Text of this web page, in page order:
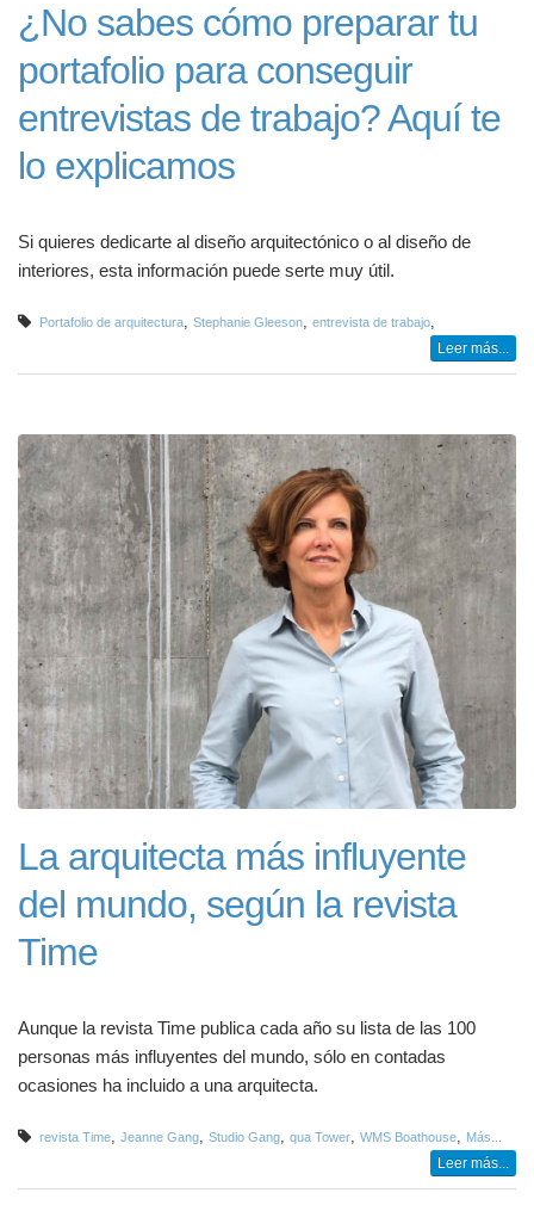
¿No sabes cómo preparar tu
portafolio para conseguir
entrevistas de trabajo? Aquí te
lo explicamos
Si quieres dedicarte al diseño arquitectónico o al diseño de
interiores, esta información puede serte muy útil.
Portafolio de arquitectura, Stephanie Gleeson, entrevista de trabajo,
Leer más...
La arquitecta más influyente
del mundo, según la revista
Time
Aunque la revista Time publica cada año su lista de las 100
personas más influyentes del mundo, sólo en contadas
ocasiones ha incluido a una arquitecta.
revista Time, Jeanne Gang, Studio Gang, qua Tower, WMS Boathouse, Más...
Leer más...